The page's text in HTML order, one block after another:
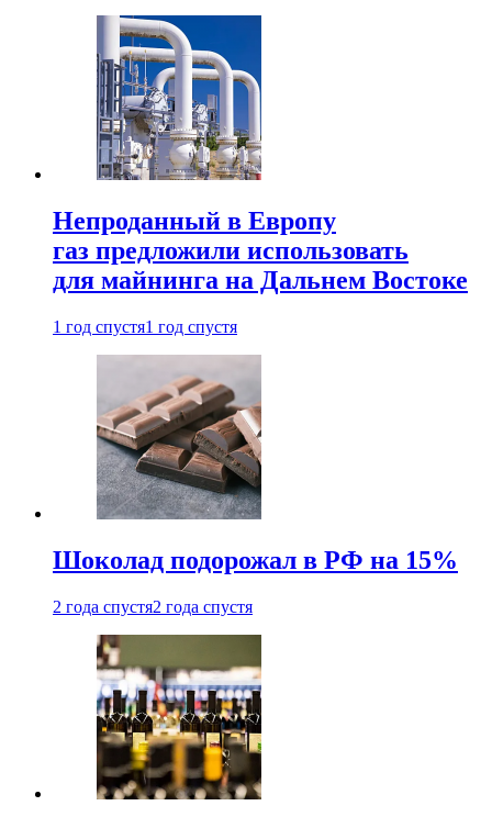
Непроданный в Европу
газ предложили использовать
для майнинга на Дальнем Востоке
1 год спустя1 год спустя
Шоколад подорожал в РФ на 15%
2 года спустя2 года спустя